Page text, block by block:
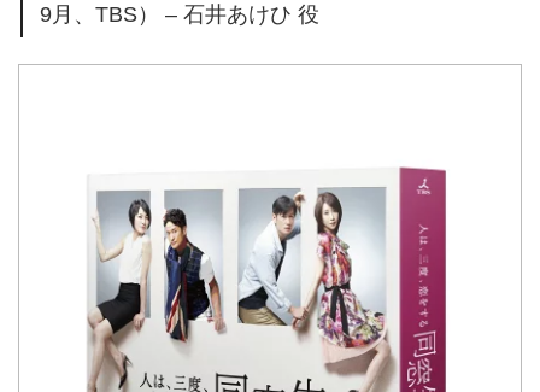
9月、TBS） – 石井あけひ 役